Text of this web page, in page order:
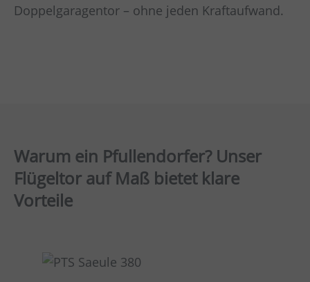
Doppelgaragentor – ohne jeden Kraftaufwand.
Warum ein Pfullendorfer? Unser
Flügeltor auf Maß bietet klare
Vorteile